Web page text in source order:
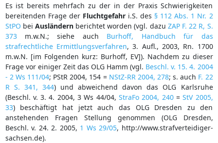
Es ist bereits mehrfach zu der in der Praxis Schwierigkeiten
bereitenden Frage der Fluchtgefahri.S. des § 112 Abs. 1 Nr. 2
StPO bei Ausländernberichtet worden (vgl. dazu ZAP F. 22 R, S.
373m.w.N.; siehe auch Burhoff, Handbuch für das
strafrechtliche Ermittlungsverfahren, 3. Aufl., 2003, Rn. 1700
m.w.N. [im Folgenden kurz: Burhoff, EV]). Nachdem zu dieser
Frage vor einiger Zeit das OLG Hamm (vgl. Beschl. v. 15. 4. 2004
- 2 Ws 111/04; PStR 2004, 154 = NStZ-RR 2004, 278; s. auch F. 22
R S. 341, 344) und abweichend davon das OLG Karlsruhe
(Beschl. v. 3. 4. 2004, 3 Ws 44/04, StraFo 2004, 240=StV 2005,
33) beschäftigt hat jetzt auch das OLG Dresden zu den
anstehenden Fragen Stellung genommen (OLG Dresden,
Beschl. v. 24. 2. 2005, 1 Ws 29/05, http://www.strafverteidiger-
sachsen.de).